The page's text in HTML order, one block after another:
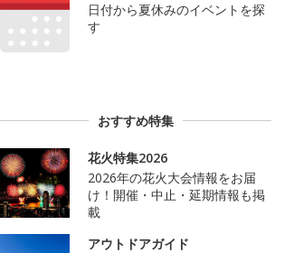
日付から夏休みのイベントを探
す
おすすめ特集
花火特集2026
2026年の花火大会情報をお届
け！開催・中止・延期情報も掲
載
アウトドアガイド